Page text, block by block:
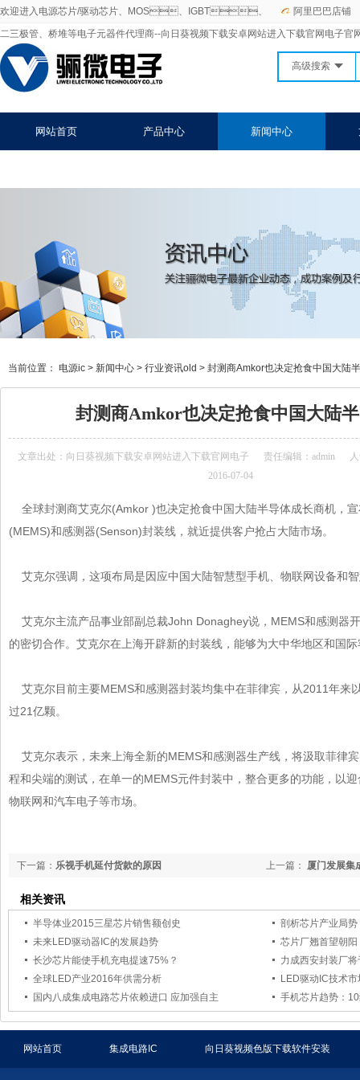
阿里巴巴店铺
欢迎进入电源芯片/驱动芯片、MOS、IGBT、
二三极管、桥堆等电子元器件代理商--向日葵视频下载安卓网站进入下载官网电子官
高级搜索
网站首页 产品中心 新闻中心
当前位置： 电源ic > 新闻中心 > 行业资讯old > 封测商Amkor也决定抢食中国大陆
封测商Amkor也决定抢食中国大陆
文章出处： 向日葵视频下载安卓网站进入下载官网电子 责任编辑：admin
人
2016-07-04
全球封测商艾克尔(Amkor )也决定抢食中国大陆半导体成长商机
(MEMS)和感测器(Senson)封装线，就近提供客户抢占大陆市场。
艾克尔强调，这项布局是因应中国大陆智慧型手机、物联网设备和
艾克尔主流产品事业部副总裁John Donaghey说，MEMS和感测
的密切合作。艾克尔在上海开辟新的封装线，能够为大中华地区和国
艾克尔目前主要MEMS和感测器封装均集中在菲律宾，从2011年来以
过21亿颗。
艾克尔表示，未来上海全新的MEMS和感测器生产线，将汲取菲律
程和尖端的测试，在单一的MEMS元件封装中，整合更多的功能，以
物联网和汽车电子等市场。
上一篇： 厦门发展集
下一篇： 乐视手机延付货款的原因
相关资讯
半导体业2015三星芯片销售额创史
剖析芯片产业局势
未来LED驱动器IC的发展趋势
芯片厂翘首望朝
长沙芯片能使手机充电提速75%？
力成西安封装厂
全球LED产业2016年供需分析
LED驱动IC技术
国内八成集成电路芯片依赖进口 应加强自主
手机芯片趋势：
网站首页 集成电路IC 向日葵视频色版下载软件安装